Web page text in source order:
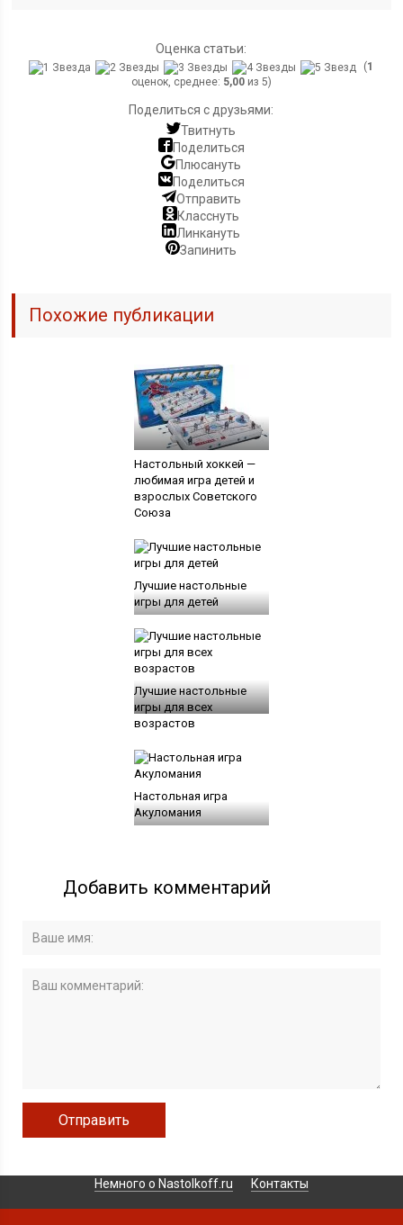
Оценка статьи:
(1
оценок, среднее: 5,00из 5)
Поделиться с друзьями:
Твитнуть
Поделиться
Плюсануть
Поделиться
Отправить
Класснуть
Линкануть
Запинить
Похожие публикации
Настольный хоккей —
любимая игра детей и
взрослых Советского
Союза
Лучшие настольные
игры для детей
Лучшие настольные
игры для всех
возрастов
Настольная игра
Акуломания
Добавить комментарий
Немного о Nastolkoff.ru Контакты